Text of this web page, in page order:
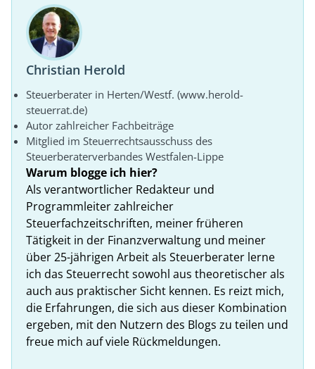
Christian Herold
Steuerberater in Herten/Westf. (www.herold-
steuerrat.de)
Autor zahlreicher Fachbeiträge
Mitglied im Steuerrechtsausschuss des
Steuerberaterverbandes Westfalen-Lippe
Warum blogge ich hier?
Als verantwortlicher Redakteur und
Programmleiter zahlreicher
Steuerfachzeitschriften, meiner früheren
Tätigkeit in der Finanzverwaltung und meiner
über 25-jährigen Arbeit als Steuerberater lerne
ich das Steuerrecht sowohl aus theoretischer als
auch aus praktischer Sicht kennen. Es reizt mich,
die Erfahrungen, die sich aus dieser Kombination
ergeben, mit den Nutzern des Blogs zu teilen und
freue mich auf viele Rückmeldungen.